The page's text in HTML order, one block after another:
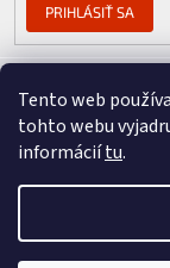
Tento web
tohto webu
informáciítu.
PRIHLÁSIŤ SA